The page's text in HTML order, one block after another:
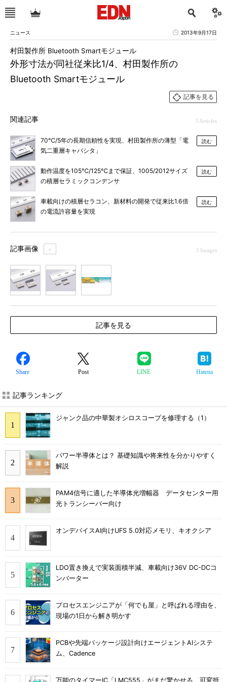
ニュース 2013年9月17日
外形寸法が同社従来比1/4、村田製作所の
Bluetooth Smartモジュール
村田製作所 Bluetooth Smartモジュール
記事を見る
関連記事 3 Articles
70℃/5年の長期信頼性を実現、村田製作所の薄型「電
気二重層キャパシタ」
読む
動作温度を105℃/125℃まで保証、1005/2012サイズ
の積層セラミックコンデンサ
読む
車載向けの積層セラコン、新材料の開発で従来比1.6倍
の電流許容量を実現
読む
記事画像 ＋ 3 Images
記事を見る
Share Post LINE Hatena
記事ランキング
ジャンク品の中華製オシロスコープを修理する（1）
パワー半導体とは？ 基礎知識や将来性を分かりやすく
解説
PAM4信号に適した半導体光増幅器 データセンター用
光トランシーバー向け
オンデバイスAI向けUFS 5.0対応メモリ、キオクシア
LDO置き換えで実装面積半減、車載向け36V DC-DCコ
ンバーター
プロセスエンジニアが「何でも屋」と呼ばれる理由を、
現場の1日から解き明かす
PCBや先端パッケージ設計向けエージェントAIシステ
ム、Cadence
万能のタイマーIC「LMC555」がまだ驚かせる、可変抵